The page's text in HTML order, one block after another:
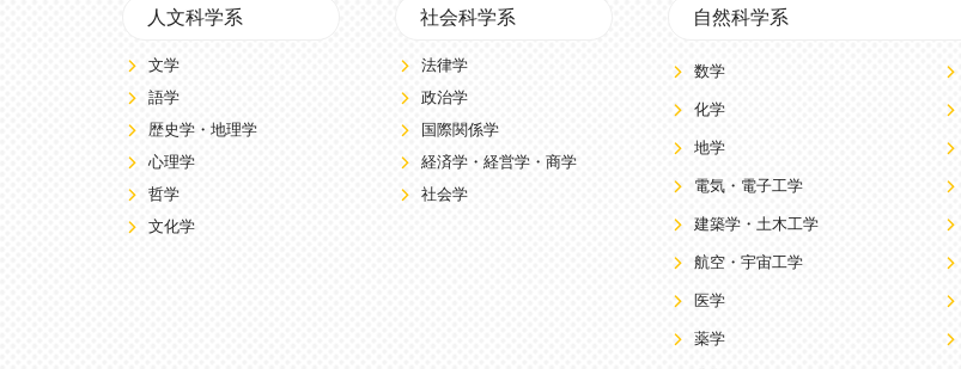
人文科学系
文学
語学
歴史学・地理学
心理学
哲学
文化学
社会科学系
法律学
政治学
国際関係学
経済学・経営学・商学
社会学
自然科学系
数学
化学
地学
電気・電子工学
建築学・土木工学
航空・宇宙工学
医学
薬学